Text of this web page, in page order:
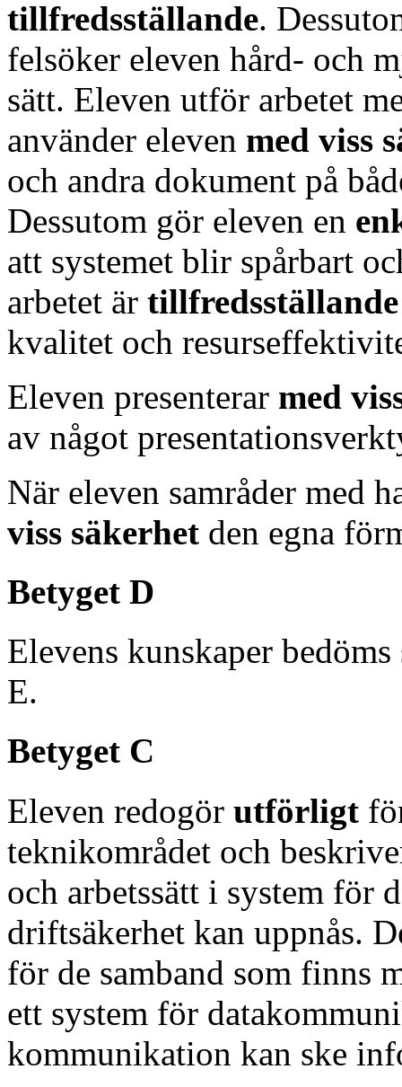
tillfredsställande.
felsöker eleven hård- och
sätt. Eleven utför arbetet
använder eleven med viss
och andra dokument på
Dessutom gör eleven en
att systemet blir spårbart
arbetet är
kvalitet och
Eleven presenterar med
av något
När eleven samråder med
viss säkerhet den egna
Betyget D
Elevens kunskaper
E.
Betyget C
Eleven redogör utförligt
teknikområdet och
och arbetssätt i system för
driftsäkerhet kan uppnås.
för de samband som finns
ett system för
kommunikation kan ske